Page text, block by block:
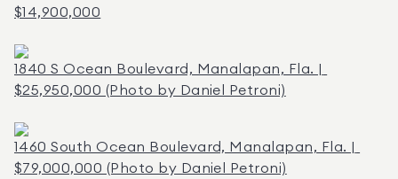
$14,900,000
1840 S Ocean Boulevard, Manalapan, Fla. |
$25,950,000 (Photo by Daniel Petroni)
1460 South Ocean Boulevard, Manalapan, Fla. |
$79,000,000 (Photo by Daniel Petroni)